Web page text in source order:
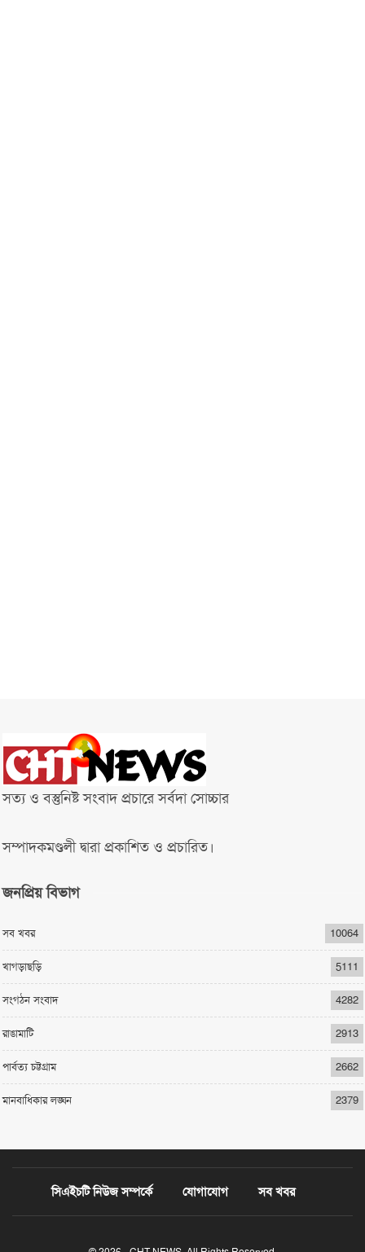
সত্য ও বস্তুনিষ্ট সংবাদ প্রচারে সর্বদা সোচ্চার
সম্পাদকমণ্ডলী দ্বারা প্রকাশিত ও প্রচারিত।
জনপ্রিয় বিভাগ
সব খবর 10064
খাগড়াছড়ি 5111
সংগঠন সংবাদ 4282
রাঙামাটি 2913
পার্বত্য চট্টগ্রাম 2662
মানবাধিকার লঙ্ঘন 2379
সিএইচটি নিউজ সম্পর্কে যোগাযোগ সব খবর